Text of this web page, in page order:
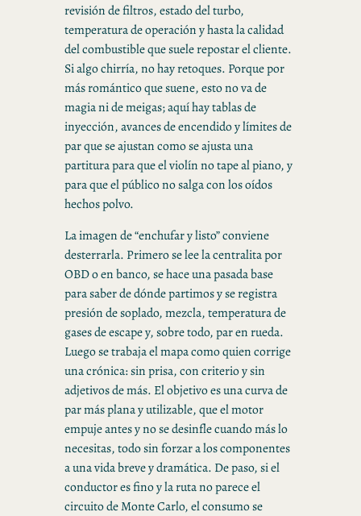
revisión de filtros, estado del turbo,
temperatura de operación y hasta la calidad
del combustible que suele repostar el cliente.
Si algo chirría, no hay retoques. Porque por
más romántico que suene, esto no va de
magia ni de meigas; aquí hay tablas de
inyección, avances de encendido y límites de
par que se ajustan como se ajusta una
partitura para que el violín no tape al piano, y
para que el público no salga con los oídos
hechos polvo.
La imagen de “enchufar y listo” conviene
desterrarla. Primero se lee la centralita por
OBD o en banco, se hace una pasada base
para saber de dónde partimos y se registra
presión de soplado, mezcla, temperatura de
gases de escape y, sobre todo, par en rueda.
Luego se trabaja el mapa como quien corrige
una crónica: sin prisa, con criterio y sin
adjetivos de más. El objetivo es una curva de
par más plana y utilizable, que el motor
empuje antes y no se desinfle cuando más lo
necesitas, todo sin forzar a los componentes
a una vida breve y dramática. De paso, si el
conductor es fino y la ruta no parece el
circuito de Monte Carlo, el consumo se